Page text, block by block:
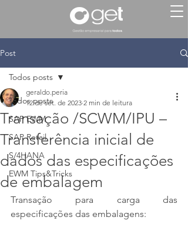
Post
Todos posts
SAP EWM
SAP Retail
S/4HANA
EWM Tips&Tricks
Todos posts
Transação /SCWM/IPU –
Transferência inicial de
dados das especificações
de embalagem
geraldo.peria
12 de set. de 2023 2 min de leitura
Transação para carga das
especificações das embalagens: